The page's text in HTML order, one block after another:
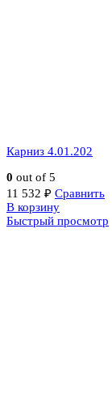
Карниз 4.01.202
0 out of 5
11 532 ₽ Сравнить
В корзину
Быстрый просмотр